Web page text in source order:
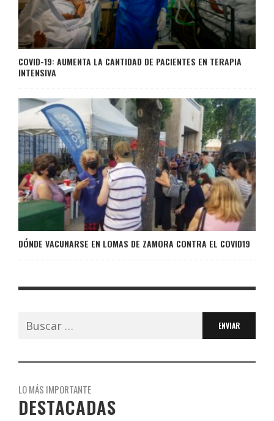
COVID-19: AUMENTA LA CANTIDAD DE PACIENTES EN TERAPIA
INTENSIVA
DÓNDE VACUNARSE EN LOMAS DE ZAMORA CONTRA EL COVID19
Buscar:
LO MÁS IMPORTANTE
DESTACADAS